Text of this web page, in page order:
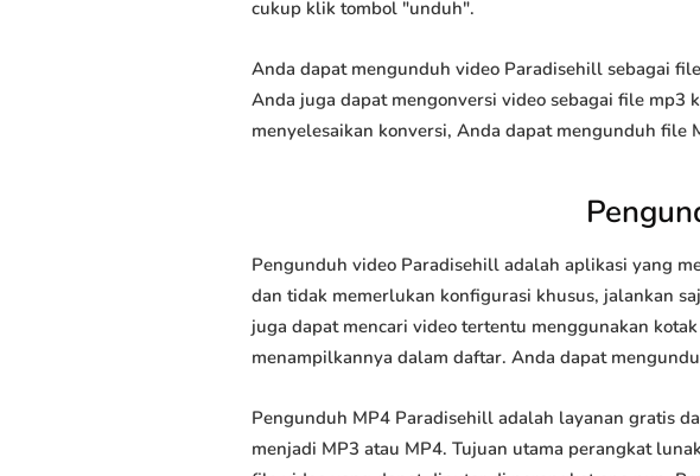
cukup klik tombol "unduh".
Anda dapat mengunduh video Paradisehill sebagai
Anda juga dapat mengonversi video sebagai file
menyelesaikan konversi, Anda dapat mengunduh file
Pengunduh video Paradisehill adalah aplikasi yang
dan tidak memerlukan konfigurasi khusus, jalankan
juga dapat mencari video tertentu menggunakan
menampilkannya dalam daftar. Anda dapat
Pengunduh MP4 Paradisehill adalah layanan gratis
menjadi MP3 atau MP4. Tujuan utama perangkat